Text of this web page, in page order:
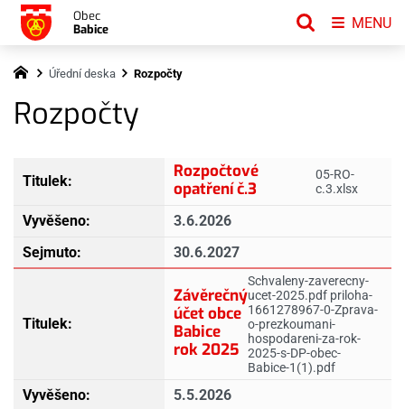
Úřední deska Rozpočty
Rozpočty
Rozpočtové
opatření č.3
05-RO-
c.3.xlsx
3.6.2026
30.6.2027
Závěrečný
účet obce
Babice
rok 2025
Schvaleny-zaverecny-
ucet-2025.pdf priloha-
1661278967-0-Zprava-
o-prezkoumani-
hospodareni-za-rok-
2025-s-DP-obec-
Babice-1(1).pdf
5.5.2026
Obec
Babice
MENU